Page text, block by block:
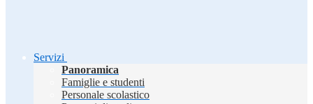
Servizi
Panoramica
Famiglie e studenti
Personale scolastico